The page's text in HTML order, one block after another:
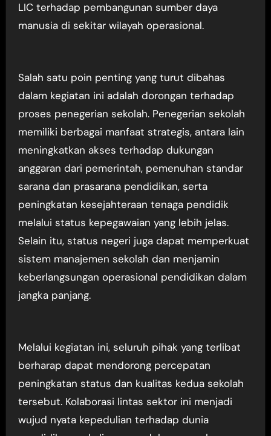
LIC terhadap pembangunan sumber daya
manusia di sekitar wilayah operasional.
Salah satu poin penting yang turut dibahas
dalam kegiatan ini adalah dorongan terhadap
proses penegerian sekolah. Penegerian sekolah
memiliki berbagai manfaat strategis, antara lain
meningkatkan akses terhadap dukungan
anggaran dari pemerintah, pemenuhan standar
sarana dan prasarana pendidikan, serta
peningkatan kesejahteraan tenaga pendidik
melalui status kepegawaian yang lebih jelas.
Selain itu, status negeri juga dapat memperkuat
sistem manajemen sekolah dan menjamin
keberlangsungan operasional pendidikan dalam
jangka panjang.
Melalui kegiatan ini, seluruh pihak yang terlibat
berharap dapat mendorong percepatan
peningkatan status dan kualitas kedua sekolah
tersebut. Kolaborasi lintas sektor ini menjadi
wujud nyata kepedulian terhadap dunia